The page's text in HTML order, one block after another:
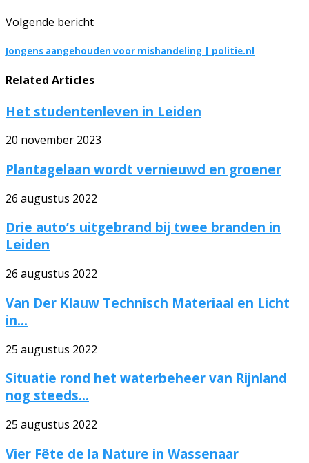
Volgende bericht
Jongens aangehouden voor mishandeling | politie.nl
Related Articles
Het studentenleven in Leiden
20 november 2023
Plantagelaan wordt vernieuwd en groener
26 augustus 2022
Drie auto’s uitgebrand bij twee branden in
Leiden
26 augustus 2022
Van Der Klauw Technisch Materiaal en Licht
in...
25 augustus 2022
Situatie rond het waterbeheer van Rijnland
nog steeds...
25 augustus 2022
Vier Fête de la Nature in Wassenaar